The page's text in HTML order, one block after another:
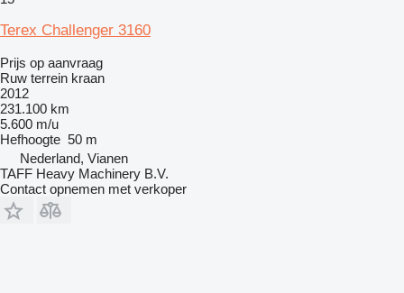
Terex Challenger 3160
Prijs op aanvraag
Ruw terrein kraan
2012
231.100 km
5.600 m/u
Hefhoogte 50 m
Nederland, Vianen
TAFF Heavy Machinery B.V.
Contact opnemen met verkoper